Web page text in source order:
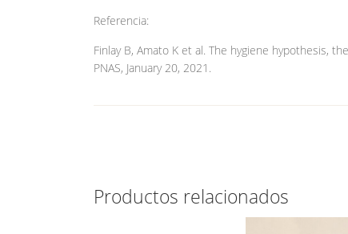
Referencia:
Finlay B, Amato K et al. The hygiene hypothesis,
PNAS, January 20, 2021.
Productos relacionados